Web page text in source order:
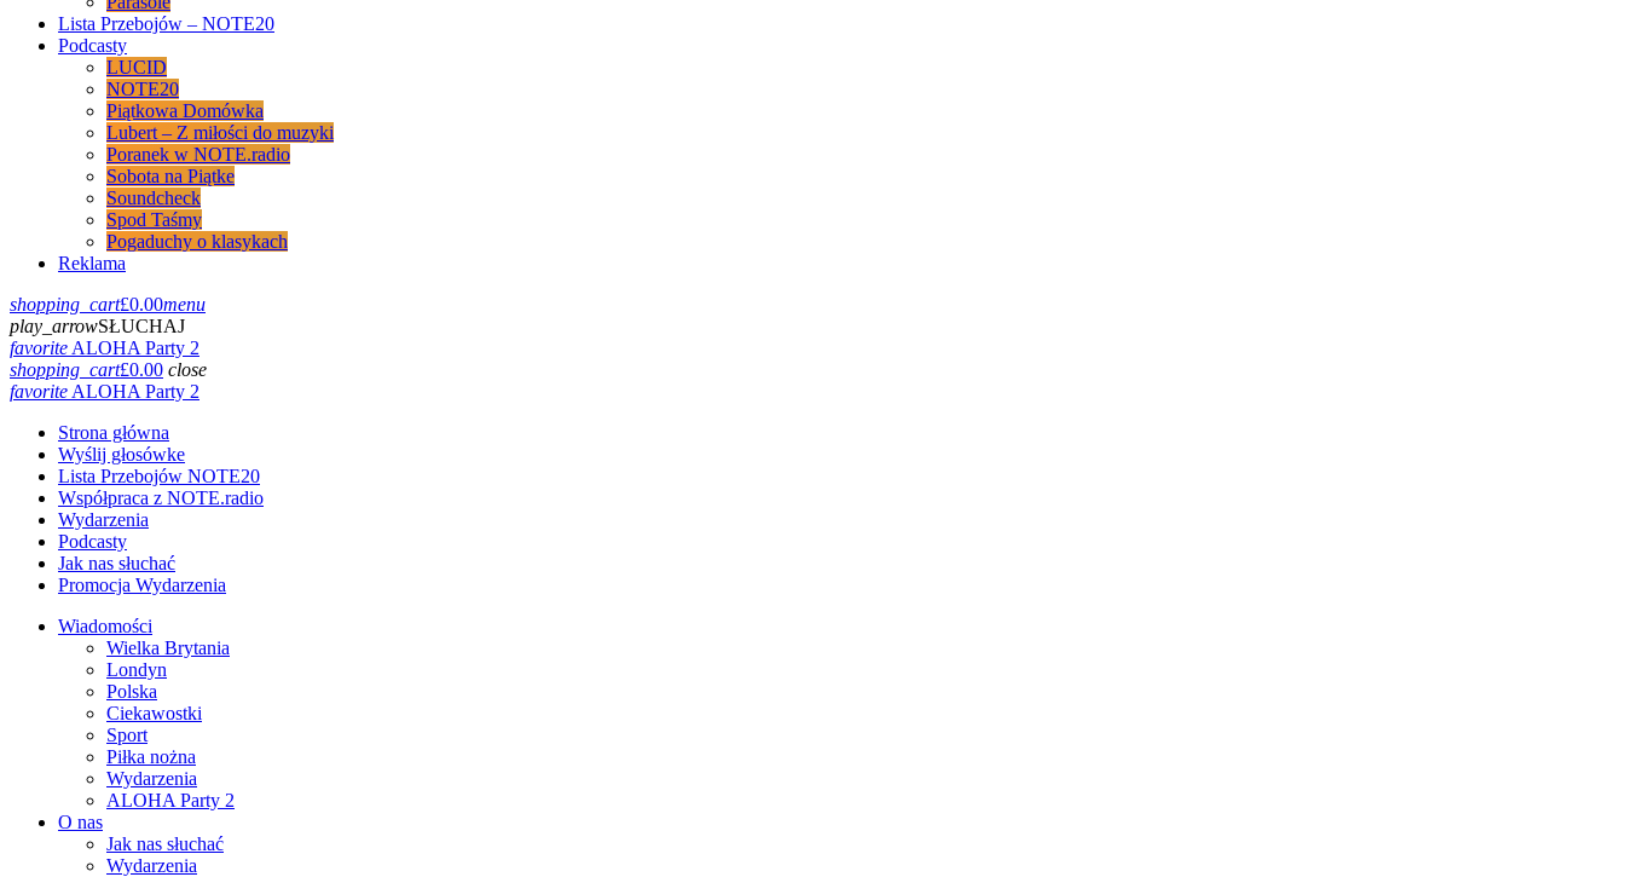
Lista Przebojów – NOTE20
Podcasty
LUCID
NOTE20
Piątkowa Domówka
Lubert – Z miłości do muzyki
Poranek w NOTE.radio
Sobota na Piątke
Soundcheck
Spod Taśmy
Pogaduchy o klasykach
Reklama
shopping_cart£0.00menu
play_arrowSŁUCHAJ
favoriteALOHA Party 2
shopping_cart£0.00 close
favoriteALOHA Party 2
Strona główna
Wyślij głosówke
Lista Przebojów NOTE20
Współpraca z NOTE.radio
Wydarzenia
Podcasty
Jak nas słuchać
Promocja Wydarzenia
Wiadomości
Wielka Brytania
Londyn
Polska
Ciekawostki
Sport
Piłka nożna
Wydarzenia
ALOHA Party 2
O nas
Jak nas słuchać
Wydarzenia